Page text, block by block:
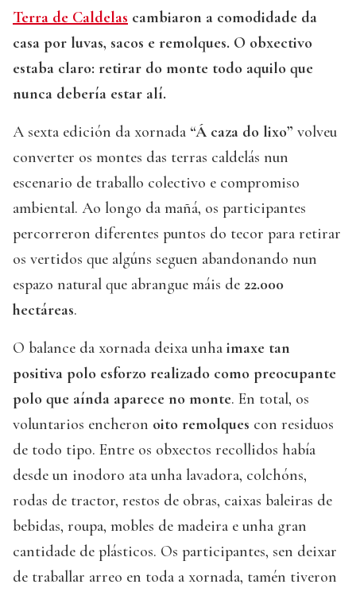
Terra de Caldelas cambiaron a comodidade da
casa por luvas, sacos e remolques. O obxectivo
estaba claro: retirar do monte todo aquilo que
nunca debería estar alí.
A sexta edición da xornada “Á caza do lixo” volveu
converter os montes das terras caldelás nun
escenario de traballo colectivo e compromiso
ambiental. Ao longo da mañá, os participantes
percorreron diferentes puntos do tecor para retirar
os vertidos que algúns seguen abandonando nun
espazo natural que abrangue máis de 22.000
hectáreas.
O balance da xornada deixa unha imaxe tan
positiva polo esforzo realizado como preocupante
polo que aínda aparece no monte. En total, os
voluntarios encheron oito remolques con residuos
de todo tipo. Entre os obxectos recollidos había
desde un inodoro ata unha lavadora, colchóns,
rodas de tractor, restos de obras, caixas baleiras de
bebidas, roupa, mobles de madeira e unha gran
cantidade de plásticos. Os participantes, sen deixar
de traballar arreo en toda a xornada, tamén tiveron